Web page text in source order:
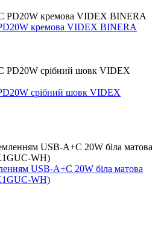
кремова VIDEX BINERA
срібний шовк VIDEX
USB-A+C 20W біла матова
WH)